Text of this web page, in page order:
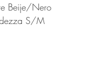
Beije/Nero
S/M